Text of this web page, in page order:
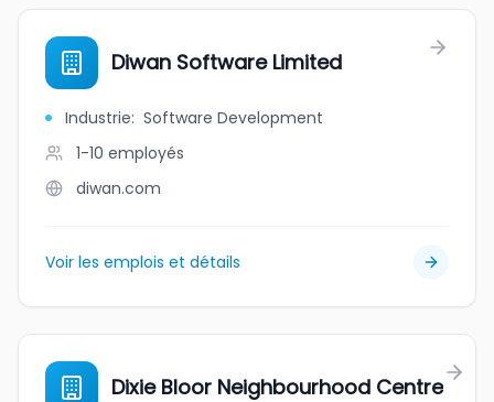
Diwan Software Limited
Industrie: Software Development
1-10 employés
diwan.com
Voir les emplois et détails
Dixie Bloor Neighbourhood Centre